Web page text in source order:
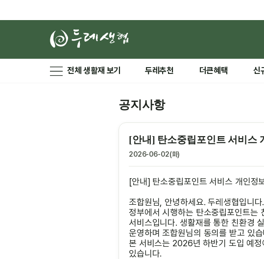
전체 생활재 보기 두레추천 더큰혜택 신
공지사항
[안내] 탄소중립포인트 서비스
2026-06-02(화)
[안내] 탄소중립포인트 서비스 개인정
조합원님, 안녕하세요. 두레생협입니다.
정부에서 시행하는 탄소중립포인트는
서비스입니다. 생활재를 통한 친환경
운영하며 조합원님의 동의를 받고 있습
본 서비스는 2026년 하반기 도입 예
있습니다.